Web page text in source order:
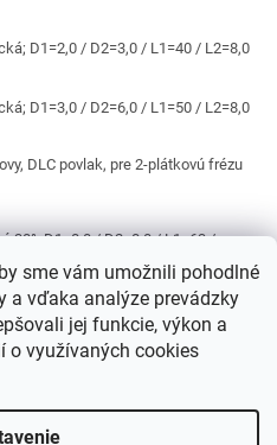
sme vám umožnili pohodlné
a vďaka analýze prevádzky
jej funkcie, výkon a
o využívaných cookies
D1=2,0 / D2=3,0 / L1=40 / L2=8,0
D1=3,0 / D2=6,0 / L1=50 / L2=8,0
DLC povlak, pre 2-plátkovú frézu
30°; D1=8,0 / D2=8,0 / L1=63 /
D1=4,0 / D2=6,0 / L1=50 / L2=10,0